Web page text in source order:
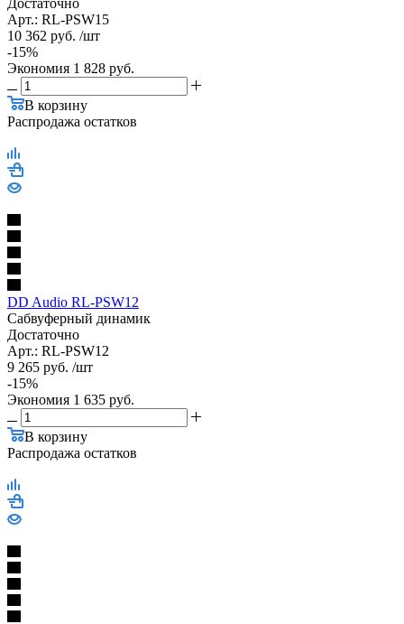
Арт.: RL-PSW15
10 362 руб. /шт
-15%
Экономия 1 828 руб.
В корзину
Распродажа остатков
DD Audio RL-PSW12
Сабвуферный динамик
Достаточно
Арт.: RL-PSW12
9 265 руб. /шт
-15%
Экономия 1 635 руб.
В корзину
Распродажа остатков